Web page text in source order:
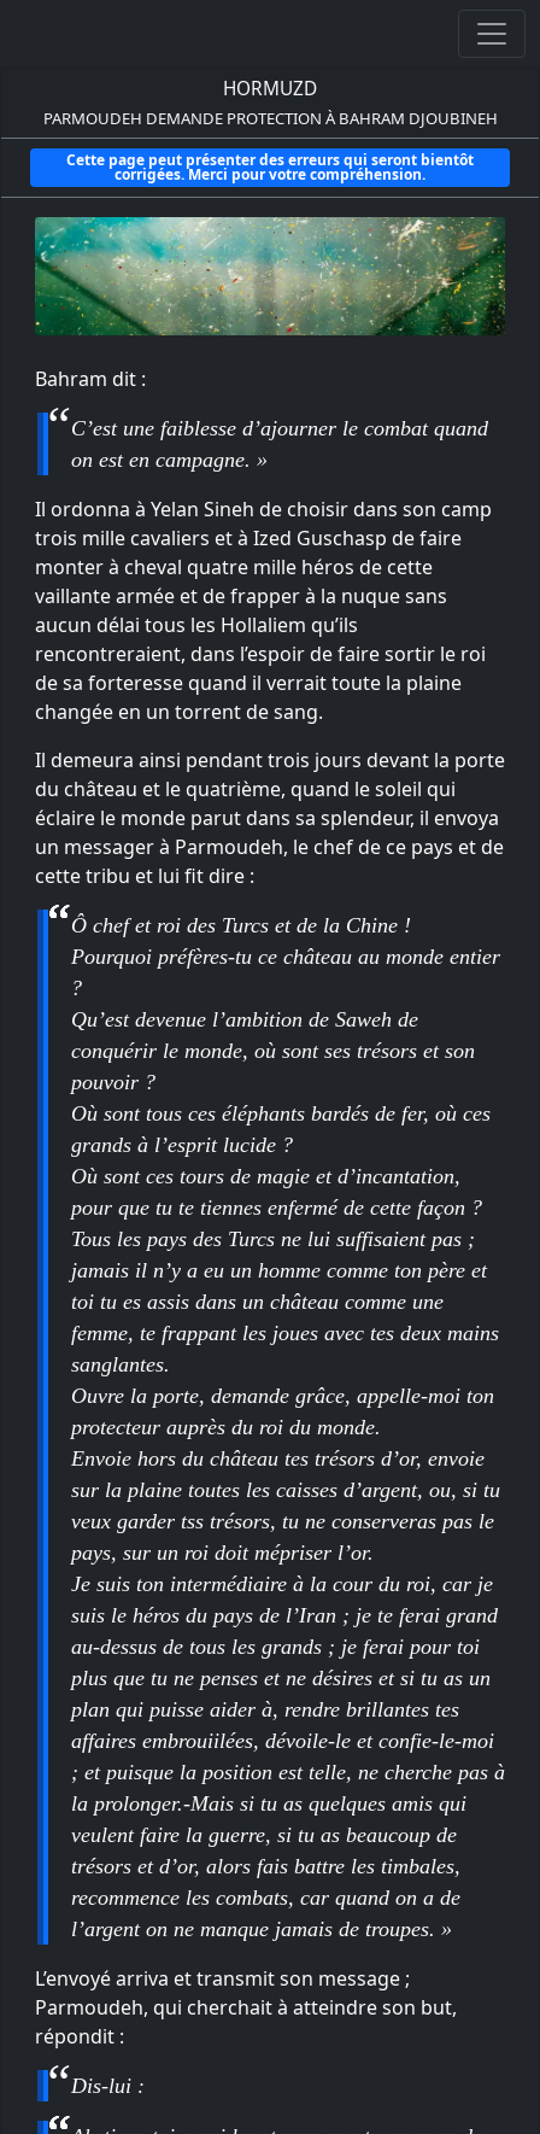
HORMUZD
PARMOUDEH DEMANDE PROTECTION À BAHRAM DJOUBINEH
Cette page peut présenter des erreurs qui seront bientôt
corrigées. Merci pour votre compréhension.
Bahram dit :
C’est une faiblesse d’ajourner le combat quand
on est en campagne. »
Il ordonna à Yelan Sineh de choisir dans son camp
trois mille cavaliers et à Ized Guschasp de faire
monter à cheval quatre mille héros de cette
vaillante armée et de frapper à la nuque sans
aucun délai tous les Hollaliem qu’ils
rencontreraient, dans l’espoir de faire sortir le roi
de sa forteresse quand il verrait toute la plaine
changée en un torrent de sang.
Il demeura ainsi pendant trois jours devant la porte
du château et le quatrième, quand le soleil qui
éclaire le monde parut dans sa splendeur, il envoya
un messager à Parmoudeh, le chef de ce pays et de
cette tribu et lui fit dire :
Ô chef et roi des Turcs et de la Chine !
Pourquoi préfères-tu ce château au monde entier
?
Qu’est devenue l’ambition de Saweh de
conquérir le monde, où sont ses trésors et son
pouvoir ?
Où sont tous ces éléphants bardés de fer, où ces
grands à l’esprit lucide ?
Où sont ces tours de magie et d’incantation,
pour que tu te tiennes enfermé de cette façon ?
Tous les pays des Turcs ne lui suffisaient pas ;
jamais il n’y a eu un homme comme ton père et
toi tu es assis dans un château comme une
femme, te frappant les joues avec tes deux mains
sanglantes.
Ouvre la porte, demande grâce, appelle-moi ton
protecteur auprès du roi du monde.
Envoie hors du château tes trésors d’or, envoie
sur la plaine toutes les caisses d’argent, ou, si tu
veux garder tss trésors, tu ne conserveras pas le
pays, sur un roi doit mépriser l’or.
Je suis ton intermédiaire à la cour du roi, car je
suis le héros du pays de l’Iran ; je te ferai grand
au-dessus de tous les grands ; je ferai pour toi
plus que tu ne penses et ne désires et si tu as un
plan qui puisse aider à, rendre brillantes tes
affaires embrouiilées, dévoile-le et confie-le-moi
; et puisque la position est telle, ne cherche pas à
la prolonger.-Mais si tu as quelques amis qui
veulent faire la guerre, si tu as beaucoup de
trésors et d’or, alors fais battre les timbales,
recommence les combats, car quand on a de
l’argent on ne manque jamais de troupes. »
L’envoyé arriva et transmit son message ;
Parmoudeh, qui cherchait à atteindre son but,
répondit :
Dis-lui :